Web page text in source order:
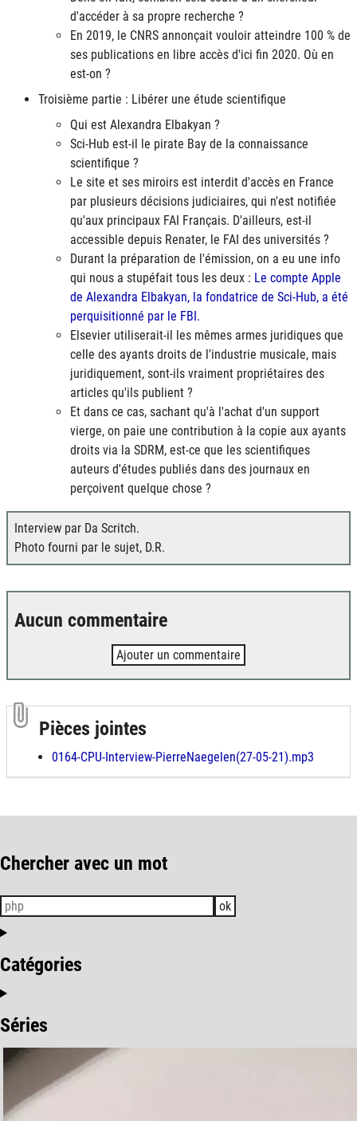
d'accéder à sa propre recherche ?
En 2019, le CNRS annonçait vouloir atteindre 100 % de
ses publications en libre accès d'ici fin 2020. Où en
est-on ?
Troisième partie : Libérer une étude scientifique
Qui est Alexandra Elbakyan ?
Sci-Hub est-il le pirate Bay de la connaissance
scientifique ?
Le site et ses miroirs est interdit d'accès en France
par plusieurs décisions judiciaires, qui n'est notifiée
qu'aux principaux FAI Français. D'ailleurs, est-il
accessible depuis Renater, le FAI des universités ?
Durant la préparation de l'émission, on a eu une info
qui nous a stupéfait tous les deux : Le compte Apple
de Alexandra Elbakyan, la fondatrice de Sci-Hub, a été
perquisitionné par le FBI.
Elsevier utiliserait-il les mêmes armes juridiques que
celle des ayants droits de l'industrie musicale, mais
juridiquement, sont-ils vraiment propriétaires des
articles qu'ils publient ?
Et dans ce cas, sachant qu'à l'achat d'un support
vierge, on paie une contribution à la copie aux ayants
droits via la SDRM, est-ce que les scientifiques
auteurs d'études publiés dans des journaux en
perçoivent quelque chose ?
Interview par Da Scritch.
Photo fourni par le sujet, D.R.
Aucun commentaire
Ajouter un commentaire
Pièces jointes
0164-CPU-Interview-PierreNaegelen(27-05-21).mp3
Chercher avec un mot
ok
Catégories
Séries